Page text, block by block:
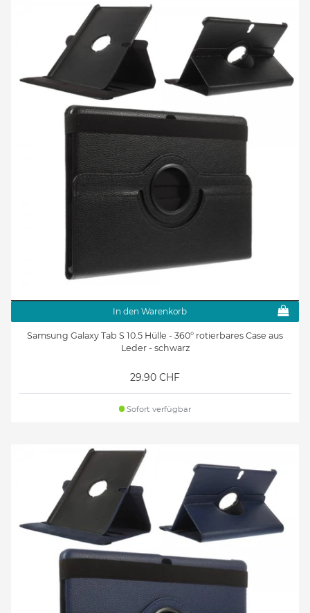
In den Warenkorb
Samsung Galaxy Tab S 10.5 Hülle - 360° rotierbares Case aus
Leder - schwarz
29.90 CHF
Sofort verfügbar